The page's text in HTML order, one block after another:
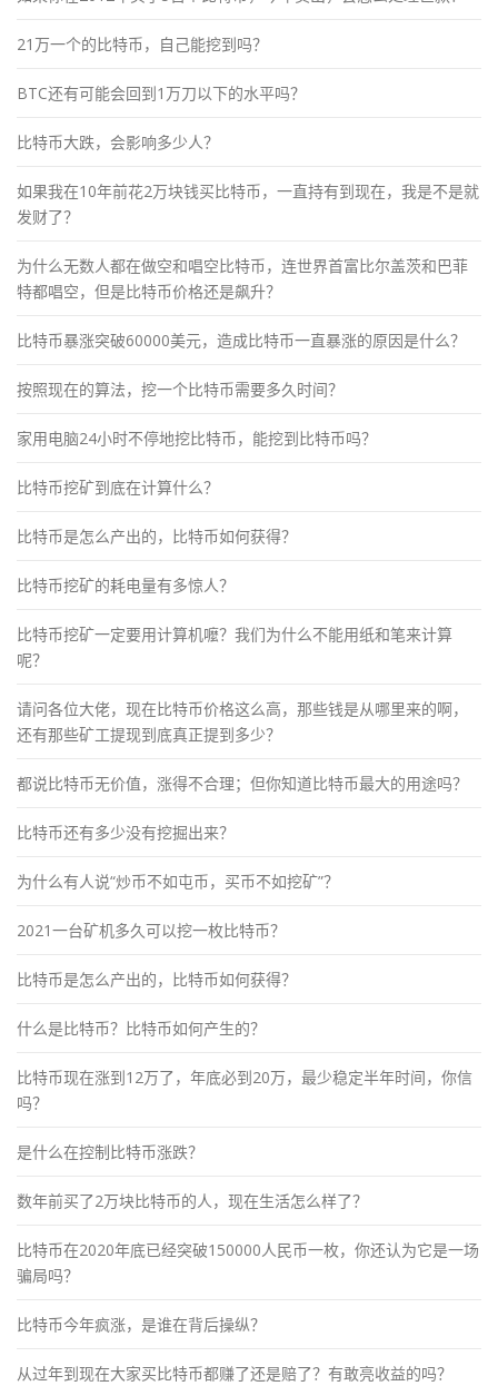
21万一个的比特币，自己能挖到吗？
BTC还有可能会回到1万刀以下的水平吗？
比特币大跌，会影响多少人？
如果我在10年前花2万块钱买比特币，一直持有到现在，我是不是就
发财了？
为什么无数人都在做空和唱空比特币，连世界首富比尔盖茨和巴菲
特都唱空，但是比特币价格还是飙升？
比特币暴涨突破60000美元，造成比特币一直暴涨的原因是什么？
按照现在的算法，挖一个比特币需要多久时间？
家用电脑24小时不停地挖比特币，能挖到比特币吗？
比特币挖矿到底在计算什么？
比特币是怎么产出的，比特币如何获得？
比特币挖矿的耗电量有多惊人？
比特币挖矿一定要用计算机嚒？我们为什么不能用纸和笔来计算
呢？
请问各位大佬，现在比特币价格这么高，那些钱是从哪里来的啊，
还有那些矿工提现到底真正提到多少？
都说比特币无价值，涨得不合理；但你知道比特币最大的用途吗？
比特币还有多少没有挖掘出来？
为什么有人说“炒币不如屯币，买币不如挖矿”？
2021一台矿机多久可以挖一枚比特币？
比特币是怎么产出的，比特币如何获得？
什么是比特币？比特币如何产生的？
比特币现在涨到12万了，年底必到20万，最少稳定半年时间，你信
吗？
是什么在控制比特币涨跌？
数年前买了2万块比特币的人，现在生活怎么样了？
比特币在2020年底已经突破150000人民币一枚，你还认为它是一场
骗局吗？
比特币今年疯涨，是谁在背后操纵？
从过年到现在大家买比特币都赚了还是赔了？有敢亮收益的吗？